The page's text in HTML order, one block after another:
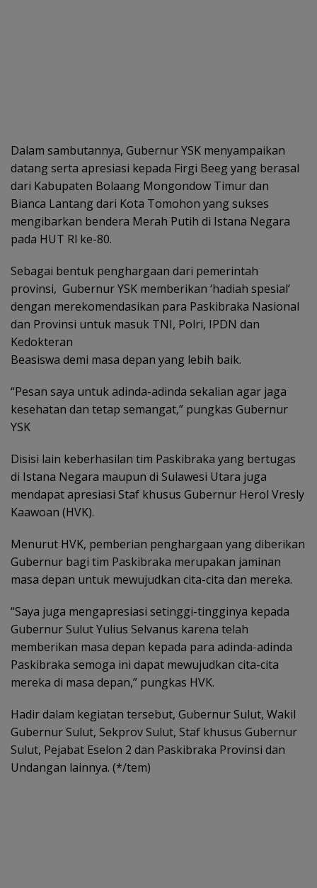
Dalam sambutannya, Gubernur YSK menyampaikan
datang serta apresiasi kepada Firgi Beeg yang berasal
dari Kabupaten Bolaang Mongondow Timur dan
Bianca Lantang dari Kota Tomohon yang sukses
mengibarkan bendera Merah Putih di Istana Negara
pada HUT Rl ke-80.
Sebagai bentuk penghargaan dari pemerintah
provinsi, Gubernur YSK memberikan ‘hadiah spesial’
dengan merekomendasikan para Paskibraka Nasional
dan Provinsi untuk masuk TNI, Polri, IPDN dan
Kedokteran
Beasiswa demi masa depan yang lebih baik.
“Pesan saya untuk adinda-adinda sekalian agar jaga
kesehatan dan tetap semangat,” pungkas Gubernur
YSK
Disisi lain keberhasilan tim Paskibraka yang bertugas
di Istana Negara maupun di Sulawesi Utara juga
mendapat apresiasi Staf khusus Gubernur Herol Vresly
Kaawoan (HVK).
Menurut HVK, pemberian penghargaan yang diberikan
Gubernur bagi tim Paskibraka merupakan jaminan
masa depan untuk mewujudkan cita-cita dan mereka.
“Saya juga mengapresiasi setinggi-tingginya kepada
Gubernur Sulut Yulius Selvanus karena telah
memberikan masa depan kepada para adinda-adinda
Paskibraka semoga ini dapat mewujudkan cita-cita
mereka di masa depan,” pungkas HVK.
Hadir dalam kegiatan tersebut, Gubernur Sulut, Wakil
Gubernur Sulut, Sekprov Sulut, Staf khusus Gubernur
Sulut, Pejabat Eselon 2 dan Paskibraka Provinsi dan
Undangan lainnya. (*/tem)